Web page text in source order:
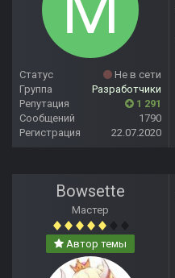
Статус
Не в сети
Группа
Разработчики
Репутация
1 291
Сообщений
1790
Регистрация
22.07.2020
Bowsette
Мастер
Автор темы